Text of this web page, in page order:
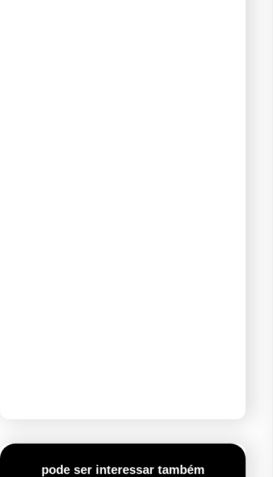
pode ser interessar também